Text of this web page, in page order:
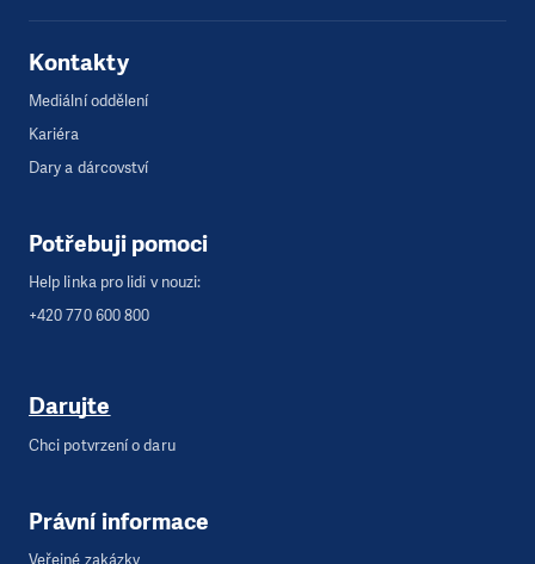
Kontakty
Mediální oddělení
Kariéra
Dary a dárcovství
Potřebuji pomoci
Help linka pro lidi v nouzi:
+420 770 600 800
Darujte
Chci potvrzení o daru
Právní informace
Veřejné zakázky